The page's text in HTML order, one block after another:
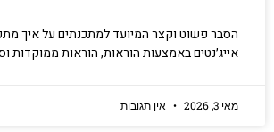
הסבר פשוט וקצר המיועד למתכנתים על איך
אייג׳נטים באמצעות הוראות, הוראות ממוקדות
מאי 3, 2026 אין תגובות